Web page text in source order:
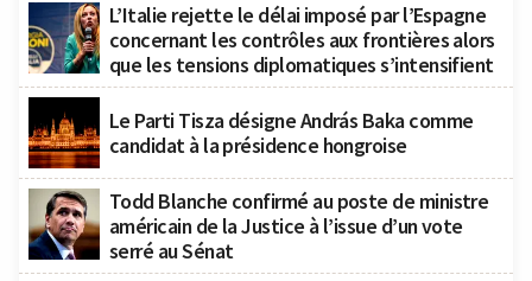
L’Italie rejette le délai imposé par l’Espagne
concernant les contrôles aux frontières alors
que les tensions diplomatiques s’intensifient
Le Parti Tisza désigne András Baka comme
candidat à la présidence hongroise
Todd Blanche confirmé au poste de ministre
américain de la Justice à l’issue d’un vote
serré au Sénat